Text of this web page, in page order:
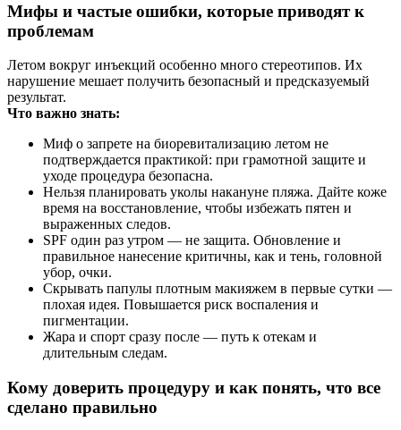
Мифы и частые ошибки, которые приводят к
проблемам
Летом вокруг инъекций особенно много стереотипов. Их
нарушение мешает получить безопасный и предсказуемый
результат.
Что важно знать:
Миф о запрете на биоревитализацию летом не
подтверждается практикой: при грамотной защите и
уходе процедура безопасна.
Нельзя планировать уколы накануне пляжа. Дайте коже
время на восстановление, чтобы избежать пятен и
выраженных следов.
SPF один раз утром — не защита. Обновление и
правильное нанесение критичны, как и тень, головной
убор, очки.
Скрывать папулы плотным макияжем в первые сутки —
плохая идея. Повышается риск воспаления и
пигментации.
Жара и спорт сразу после — путь к отекам и
длительным следам.
Кому доверить процедуру и как понять, что все
сделано правильно